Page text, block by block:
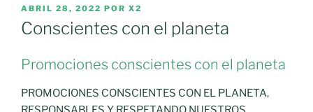
PUBLICADO
EL
ABRIL 28, 2022 POR X2
Conscientes con el planeta
Promociones conscientes con el planeta
PROMOCIONES CONSCIENTES CON EL PLANETA,